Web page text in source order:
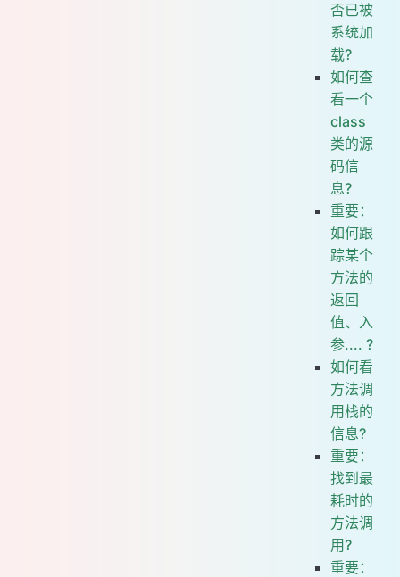
否已被
系统加
载?
如何查
看一个
class
类的源
码信
息?
重要：
如何跟
踪某个
方法的
返回
值、入
参.... ?
如何看
方法调
用栈的
信息?
重要：
找到最
耗时的
方法调
用?
重要：